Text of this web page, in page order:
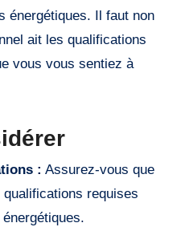
énergétiques. Il faut non
ait les qualifications
vous vous sentiez à
: Assurez-vous que
requises